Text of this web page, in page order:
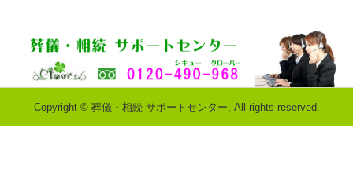
Copyright © 葬儀・相続 サポートセンター, All rights reserved.